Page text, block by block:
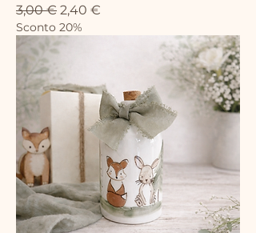
Prix original
3,00 € Prix promotionnel
2,40 €
Sconto 20%